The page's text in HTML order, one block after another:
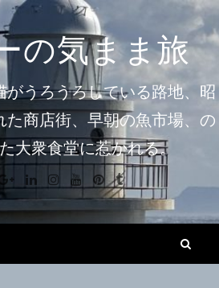
の気まま旅
うろうろしている路地、昭
商店街、早朝の魚市場、の
大衆食堂に惹かれる。
Google+
LinkedinInstagramYoutube
Pinterest
Tumblr